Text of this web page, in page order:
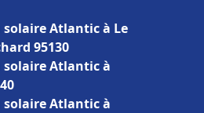
solaire Atlantic à Le
95130
solaire Atlantic à
solaire Atlantic à